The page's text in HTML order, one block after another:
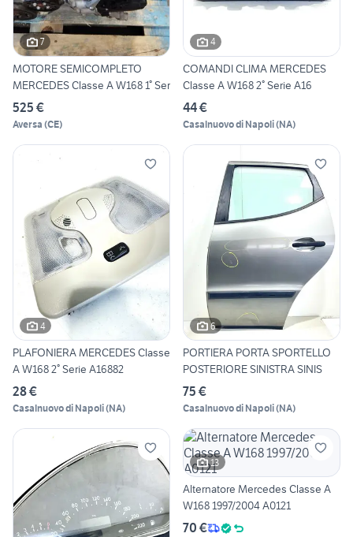
7
MOTORE SEMICOMPLETO
MERCEDES Classe A W168 1° Ser
525 €
Aversa (CE)
4
COMANDI CLIMA MERCEDES
Classe A W168 2° Serie A16
44 €
Casalnuovo di Napoli(NA)
4
PLAFONIERA MERCEDES Classe
A W168 2° Serie A16882
28 €
Casalnuovo di Napoli(NA)
6
PORTIERA PORTA SPORTELLO
POSTERIORE SINISTRA SINIS
75 €
Casalnuovo di Napoli(NA)
13
Alternatore Mercedes Classe A
W168 1997/2004 A0121
70 €